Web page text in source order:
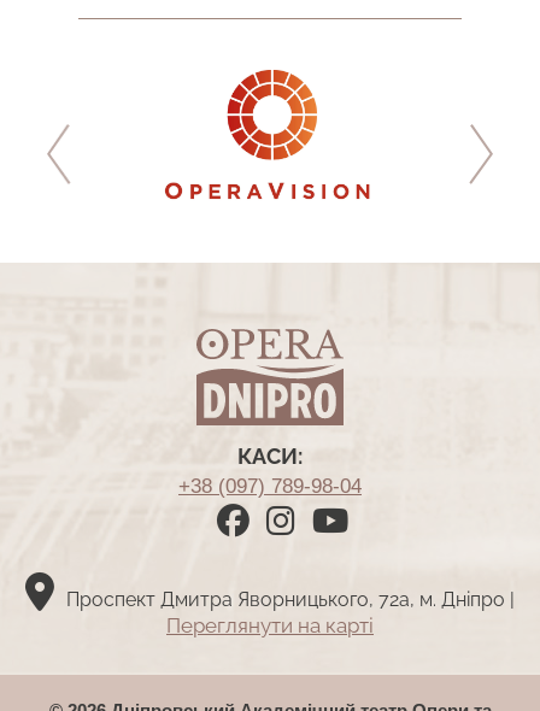
КАСИ:
+38 (097) 789-98-04
Проспект Дмитра Яворницького, 72а, м. Дніпро |
Переглянути на картi